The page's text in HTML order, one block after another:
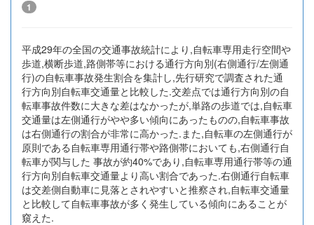
1
平成29年の全国の交通事故統計により,自転車専用走行空間や
歩道,横断歩道,路側帯等における通行方向別(右側通行/左側通
行)の自転車事故発生割合を集計し,先行研究で調査された通
行方向別自転車交通量と比較した.交差点では通行方向別の自
転車事故件数に大きな差はなかったが,単路の歩道では,自転車
交通量は左側通行がやや多い傾向にあったものの,自転車事故
は右側通行の割合が非常に高かった.また,自転車の左側通行が
原則である自転車専用通行帯や路側帯においても,右側通行自
転車が関与した 事故が約40%であり,自転車専用通行帯等の通
行方向別自転車交通量より高い割合であった.右側通行自転車
は交差側自動車に見落とされやすいと推察され,自転車交通量
と比較して自転車事故が多く発生している傾向にあることが
窺えた.